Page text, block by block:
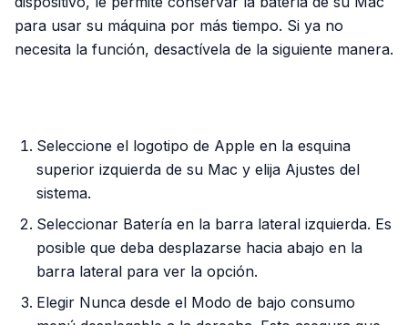
para usar su máquina por más tiempo. Si ya no
necesita la función, desactívela de la siguiente manera.
Seleccione el logotipo de Apple en la esquina
superior izquierda de su Mac y elija Ajustes del
sistema.
Seleccionar Batería en la barra lateral izquierda. Es
posible que deba desplazarse hacia abajo en la
barra lateral para ver la opción.
Elegir Nunca desde el Modo de bajo consumo